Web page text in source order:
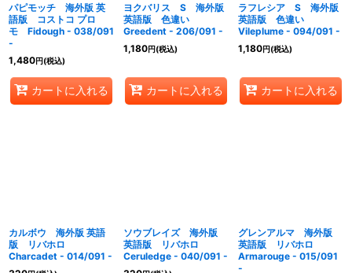
パピモッチ 海外版 英
語版 コストコ プロ
モ Fidough - 038/091
-
1,480円(税込)
カートに入れる
ヨクバリス S 海外版
英語版 色違い
Greedent - 206/091 -
1,180円(税込)
カートに入れる
ラフレシア S 海外版
英語版 色違い
Vileplume - 094/091 -
1,180円(税込)
カートに入れる
カルボウ 海外版 英語
版 リバホロ
Charcadet - 014/091 -
ソウブレイズ 海外版
英語版 リバホロ
Ceruledge - 040/091 -
グレンアルマ 海外版
英語版 リバホロ
Armarouge - 015/091
-